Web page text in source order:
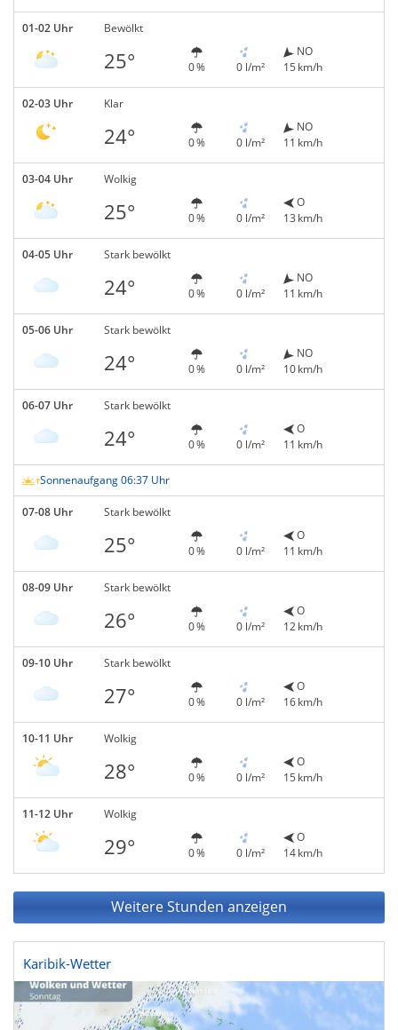
01-02 Uhr Bewölkt
25° 0 % 0 l/m²
NO
15 km/h
02-03 Uhr Klar
24° 0 % 0 l/m²
NO
11 km/h
03-04 Uhr Wolkig
25° 0 % 0 l/m²
O
13 km/h
04-05 Uhr Stark bewölkt
24° 0 % 0 l/m²
NO
11 km/h
05-06 Uhr Stark bewölkt
24° 0 % 0 l/m²
NO
10 km/h
06-07 Uhr Stark bewölkt
24° 0 % 0 l/m²
O
11 km/h
Sonnenaufgang 06:37 Uhr
07-08 Uhr Stark bewölkt
25° 0 % 0 l/m²
O
11 km/h
08-09 Uhr Stark bewölkt
26° 0 % 0 l/m²
O
12 km/h
09-10 Uhr Stark bewölkt
27° 0 % 0 l/m²
O
16 km/h
10-11 Uhr Wolkig
28° 0 % 0 l/m²
O
15 km/h
11-12 Uhr Wolkig
29° 0 % 0 l/m²
O
14 km/h
Weitere Stunden anzeigen
Karibik-Wetter